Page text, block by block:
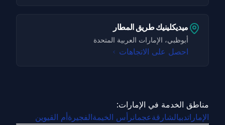
ميديكلينيك طريق المطار
أبوظبي، الإمارات العربية المتحدة
احصل على الاتجاهات
مناطق الخدمة في الإمارات:
الإماراتدبيالشارقةعجمانرأس الخيمةالفجيرةأم القيوين